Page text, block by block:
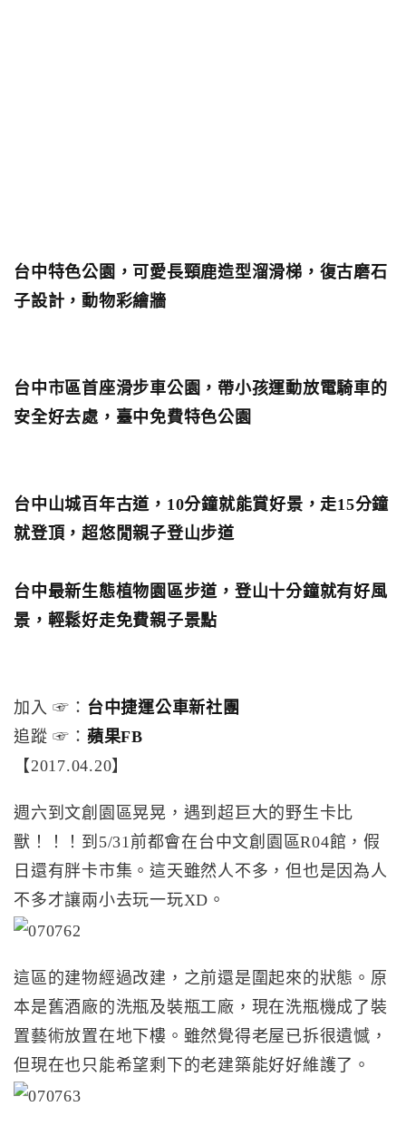
台中特色公園，可愛長頸鹿造型溜滑梯，復古磨石
子設計，動物彩繪牆
台中市區首座滑步車公園，帶小孩運動放電騎車的
安全好去處，臺中免費特色公園
台中山城百年古道，10分鐘就能賞好景，走15分鐘
就登頂，超悠閒親子登山步道
台中最新生態植物園區步道，登山十分鐘就有好風
景，輕鬆好走免費親子景點
加入 ☞： 台中捷運公車新社團
追蹤 ☞： 蘋果FB
【2017.04.20】
週六到文創園區晃晃，遇到超巨大的野生卡比
獸！！！到5/31前都會在台中文創園區R04館，假
日還有胖卡市集。這天雖然人不多，但也是因為人
不多才讓兩小去玩一玩XD。
這區的建物經過改建，之前還是圍起來的狀態。原
本是舊酒廠的洗瓶及裝瓶工廠，現在洗瓶機成了裝
置藝術放置在地下樓。雖然覺得老屋已拆很遺憾，
但現在也只能希望剩下的老建築能好好維護了。